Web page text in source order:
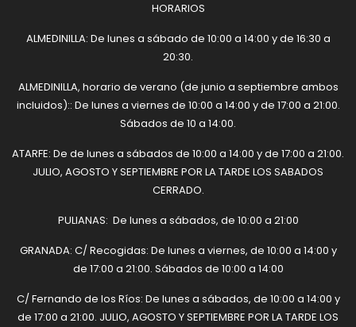
HORARIOS
ALMEDINILLA: De lunes a sábado de 10:00 a 14:00 y de 16:30 a
20:30.
ALMEDINILLA, horario de verano (de junio a septiembre ambos
incluidos):: De lunes a viernes de 10:00 a 14:00 y de 17:00 a 21:00.
Sábados de 10 a 14:00.
ATARFE: De de lunes a sábados de 10:00 a 14:00 y de 17:00 a 21:00.
JULIO, AGOSTO Y SEPTIEMBRE POR LA TARDE LOS SABADOS
CERRADO.
PULIANAS: De lunes a sábados, de 10:00 a 21:00
GRANADA: C/ Recogidas: De lunes a viernes, de 10:00 a 14:00 y
de 17:00 a 21:00. Sábados de 10:00 a 14:00
C/ Fernando de los Ríos: De lunes a sábados, de 10:00 a 14:00 y
de 17:00 a 21:00. JULIO, AGOSTO Y SEPTIEMBRE POR LA TARDE LOS